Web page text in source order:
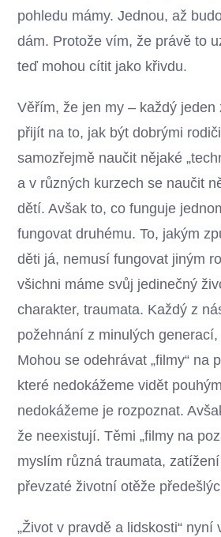
pohledu mámy. Jednou, až
dám. Protože vím, že právě to
teď mohou cítit jako křivdu.
Věřím, že jen my – každý jeden
přijít na to, jak být dobrými
samozřejmě naučit nějaké
a v různých kurzech se naučit
dětí. Avšak to, co funguje
fungovat druhému. To, jakým
děti já, nemusí fungovat jiným
všichni máme svůj jedinečný
charakter, traumata. Každý z
požehnání z minulých
Mohou se odehrávat „filmy“ na
které nedokážeme vidět
nedokážeme je rozpoznat.
že neexistují. Těmi „filmy na
myslím různá traumata,
převzaté životní otěže
„Život v pravdě a lidskosti“